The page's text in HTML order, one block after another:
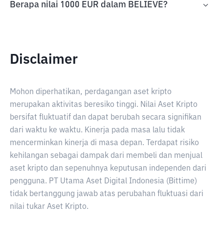
Berapa nilai 1000 EUR dalam BELIEVE?
Disclaimer
Mohon diperhatikan, perdagangan aset kripto
merupakan aktivitas beresiko tinggi. Nilai Aset Kripto
bersifat fluktuatif dan dapat berubah secara signifikan
dari waktu ke waktu. Kinerja pada masa lalu tidak
mencerminkan kinerja di masa depan. Terdapat risiko
kehilangan sebagai dampak dari membeli dan menjual
aset kripto dan sepenuhnya keputusan independen dari
pengguna. PT Utama Aset Digital Indonesia (Bittime)
tidak bertanggung jawab atas perubahan fluktuasi dari
nilai tukar Aset Kripto.